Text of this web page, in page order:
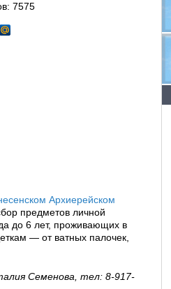
7575
Архиерейском
предметов личной
до 6 лет, проживающих в
— от ватных палочек,
Семенова, тел: 8-917-